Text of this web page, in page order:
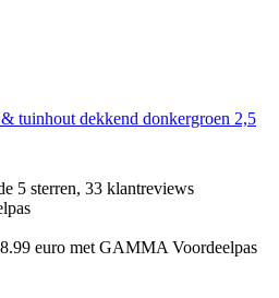
tuinhout dekkend donkergroen 2,5
5 sterren, 33 klantreviews
euro met GAMMA Voordeelpas